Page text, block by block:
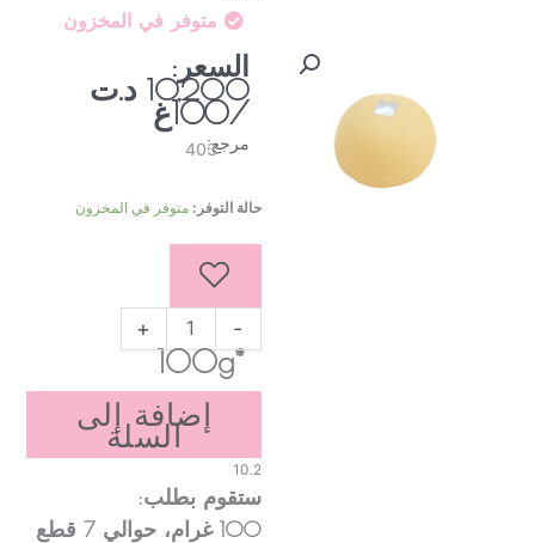
متوفر في المخزون
السعر:
10,200 د.ت
مرجع:403
حالة التوفر: متوفر في المخزون
إضافة إلى
السلة
ستقوم بطلب:
100غرام، حوالي7 قطع